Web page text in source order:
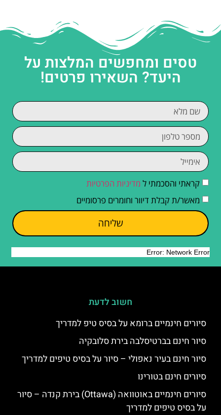
טסים ומחפשים המלצות על
היעד? השאירו פרטים!
קראתי והסכמתי ל מדיניות הפרטיות
מאשר/ת קבלת דיוור וחומרים פרסומיים
שליחה
חשוב לדעת
סיורים חינמיים ברומא על בסיס טיפ למדריך
סיור חינם בברטיסלבה בירת סלובקיה
סיור חינם בעיר נאפולי – סיור על בסיס טיפים למדריך
סיורים חינם בטורינו
סיורים חינמיים באוטוואה (Ottawa) בירת קנדה – סיור
על בסיס טיפים למדריך